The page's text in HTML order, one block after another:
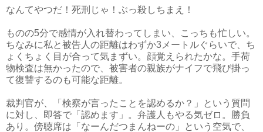
なんてやつだ！死刑じゃ！ぶっ殺しちまえ！
ものの5分で感情が入れ替わってしまい、こっちも忙しい。
ちなみに私と被告人の距離はわずか3メートルぐらいで、ち
ょくちょく目が合って気まずい。顔覚えられたかな。手荷
物検査は無かったので、被害者の親族がナイフで飛び掛っ
て復讐するのも可能な距離。
裁判官が、「検察が言ったことを認めるか？」という質問
に対し、即答で「認めます」。弁護人もやる気ゼロ。勝負
あり。傍聴席は「なーんだつまんねーの」という空気で、